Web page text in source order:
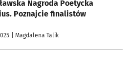
Nagroda Poetycka
Poznajcie finalistów
| Magdalena Talik